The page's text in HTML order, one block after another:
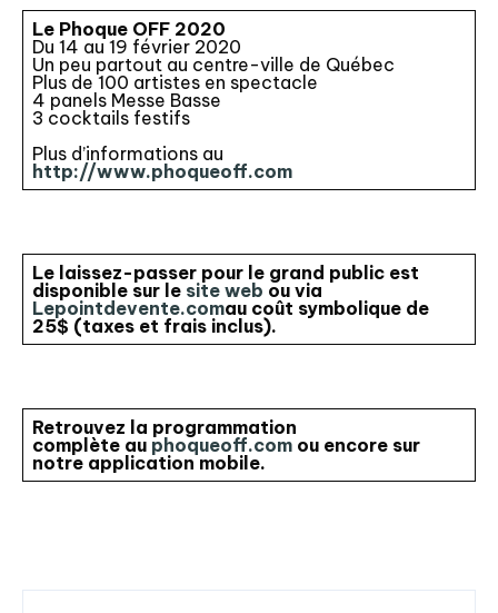
Le Phoque OFF 2020
Du 14 au 19 février 2020
Un peu partout au centre-ville de Québec
Plus de 100 artistes en spectacle
4 panels Messe Basse
3 cocktails festifs
Plus d’informations au
http://www.phoqueoff.com
Le laissez-passer pour le grand public est
disponible sur le site web ou via
Lepointdevente.comau coût symbolique de
25$ (taxes et frais inclus).
Retrouvez la programmation
complète au phoqueoff.com ou encore sur
notre application mobile.